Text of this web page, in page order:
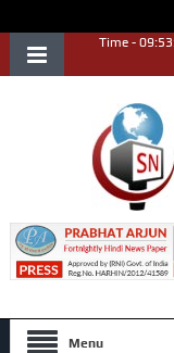
Time -
Menu